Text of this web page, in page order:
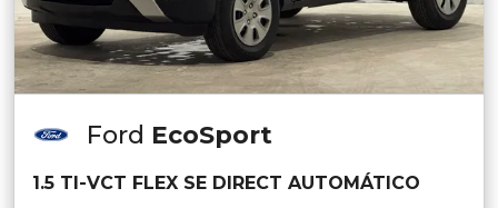
Ford EcoSport
1.5 TI-VCT FLEX SE DIRECT AUTOMÁTICO